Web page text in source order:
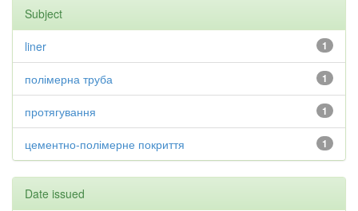
Subject
1
liner
1
полімерна труба
1
протягування
1
цементно-полімерне покриття
Date issued